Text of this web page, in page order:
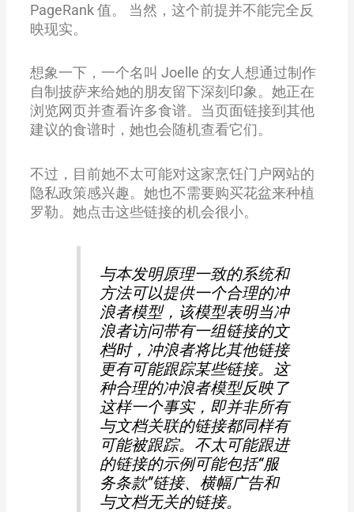
PageRank 值。 当然，这个前提并不能完全反
映现实。
想象一下，一个名叫 Joelle 的女人想通过制作
自制披萨来给她的朋友留下深刻印象。她正在
浏览网页并查看许多食谱。当页面链接到其他
建议的食谱时，她也会随机查看它们。
不过，目前她不太可能对这家烹饪门户网站的
隐私政策感兴趣。她也不需要购买花盆来种植
罗勒。她点击这些链接的机会很小。
与本发明原理一致的系统和
方法可以提供一个合理的冲
浪者模型，该模型表明当冲
浪者访问带有一组链接的文
档时，冲浪者将比其他链接
更有可能跟踪某些链接。这
种合理的冲浪者模型反映了
这样一个事实，即并非所有
与文档关联的链接都同样有
可能被跟踪。不太可能跟进
的链接的示例可能包括“服
务条款”链接、横幅广告和
与文档无关的链接。